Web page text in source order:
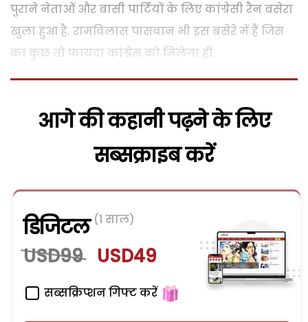
पुराने नेताओं और बासी पार्टियों के लिए कांग्रेसी रैन बसेरा
खुला हुआ है. रामविलास पासवान भी इस बसेरे में हैं जिस
का कुछ तो फायदा कांग्रेस को मिलेगा ही.
आगे की कहानी पढ़ने के लिए
सब्सक्राइब करें
डिजिटल (1 साल)
USD99 USD49
सब्सक्रिप्शन गिफ्ट करें